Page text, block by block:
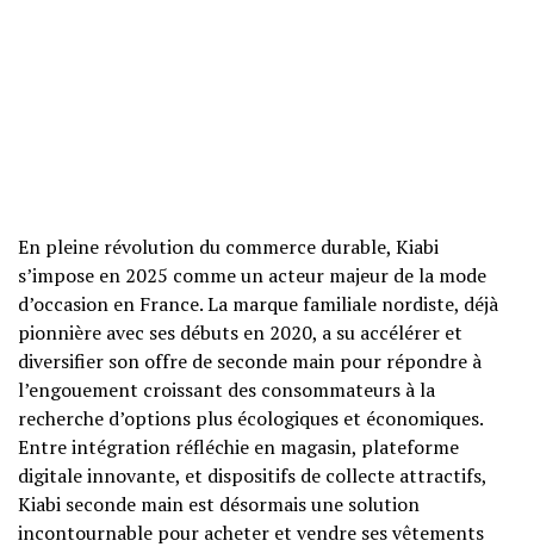
En pleine révolution du commerce durable, Kiabi
s’impose en 2025 comme un acteur majeur de la mode
d’occasion en France. La marque familiale nordiste, déjà
pionnière avec ses débuts en 2020, a su accélérer et
diversifier son offre de seconde main pour répondre à
l’engouement croissant des consommateurs à la
recherche d’options plus écologiques et économiques.
Entre intégration réfléchie en magasin, plateforme
digitale innovante, et dispositifs de collecte attractifs,
Kiabi seconde main est désormais une solution
incontournable pour acheter et vendre ses vêtements